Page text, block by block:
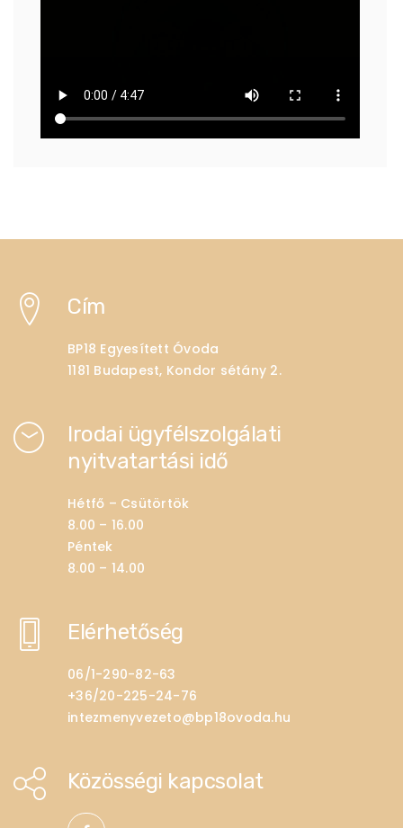
Cím
BP18 Egyesített Óvoda
1181 Budapest, Kondor sétány 2.
Irodai ügyfélszolgálati
nyitvatartási idő
Hétfő – Csütörtök
8.00 – 16.00
Péntek
8.00 – 14.00
Elérhetőség
06/1-290-82-63
+36/20-225-24-76
intezmenyvezeto@bp18ovoda.hu
Közösségi kapcsolat